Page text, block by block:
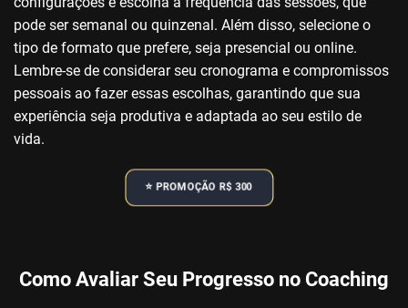
pode ser semanal ou quinzenal. Além disso, selecione o
tipo de formato que prefere, seja presencial ou online.
Lembre-se de considerar seu cronograma e compromissos
pessoais ao fazer essas escolhas, garantindo que sua
experiência seja produtiva e adaptada ao seu estilo de
vida.
⭐️ PROMOÇÃO R$ 300
Como Avaliar Seu Progresso no Coaching